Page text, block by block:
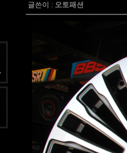
글쓴이 : 오토패션